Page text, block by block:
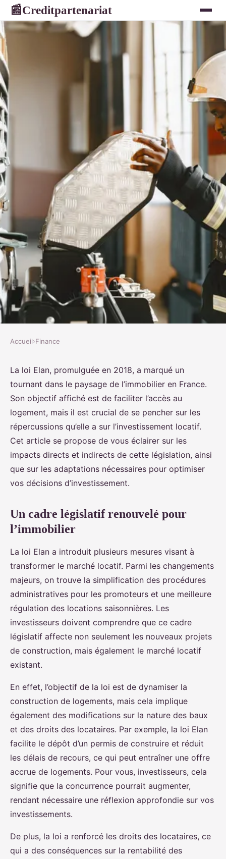
📰Creditpartenariat
Quelles sont les conséquences de
la loi Elan sur l'investissement
locatif ?
Rayan•20 décembre 2024•9 min de lecture
Accueil›Finance
La loi Elan, promulguée en 2018, a marqué un
tournant dans le paysage de l’immobilier en France.
Son objectif affiché est de faciliter l’accès au
logement, mais il est crucial de se pencher sur les
répercussions qu’elle a sur l’investissement locatif.
Cet article se propose de vous éclairer sur les
impacts directs et indirects de cette législation, ainsi
que sur les adaptations nécessaires pour optimiser
vos décisions d’investissement.
Un cadre législatif renouvelé pour
l’immobilier
La loi Elan a introduit plusieurs mesures visant à
transformer le marché locatif. Parmi les changements
majeurs, on trouve la simplification des procédures
administratives pour les promoteurs et une meilleure
régulation des locations saisonnières. Les
investisseurs doivent comprendre que ce cadre
législatif affecte non seulement les nouveaux projets
de construction, mais également le marché locatif
existant.
En effet, l’objectif de la loi est de dynamiser la
construction de logements, mais cela implique
également des modifications sur la nature des baux
et des droits des locataires. Par exemple, la loi Elan
facilite le dépôt d’un permis de construire et réduit
les délais de recours, ce qui peut entraîner une offre
accrue de logements. Pour vous, investisseurs, cela
signifie que la concurrence pourrait augmenter,
rendant nécessaire une réflexion approfondie sur vos
investissements.
De plus, la loi a renforcé les droits des locataires, ce
qui a des conséquences sur la rentabilité des